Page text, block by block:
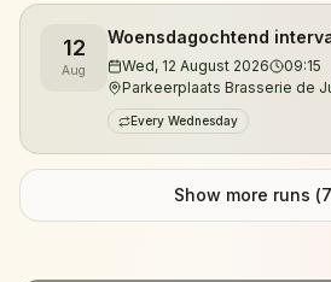
Wil je eerst kennismaken? Je
een vrijblijvende proefles.
12
Aug
Woensdagochtend
Wed, 12 August 2026
09:15
Parkeerplaats Brasserie de
Every Wednesday
Show more runs (